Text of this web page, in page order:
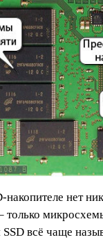
накопителе нет
только
SSD всё чаще